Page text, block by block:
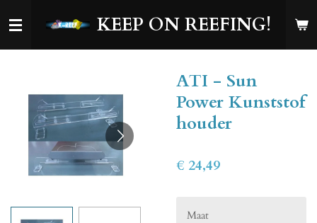
direct
KEEP ON REEFING!
ATI - Sun
Power Kunststof
houder
€ 24,49
Maat